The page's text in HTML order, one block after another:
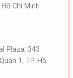
Chí Minh
Plaza, 343
1, TP. Hồ